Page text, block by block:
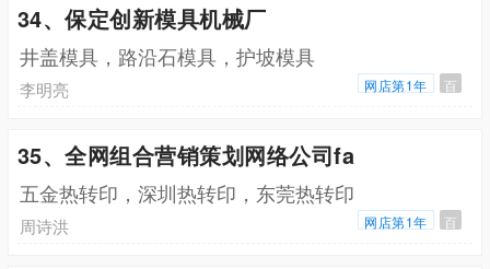
34、保定创新模具机械厂
井盖模具，路沿石模具，护坡模具
李明亮 网店第1年 百
35、全网组合营销策划网络公司fa
五金热转印，深圳热转印，东莞热转印
周诗洪 网店第1年 百